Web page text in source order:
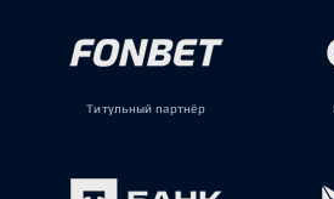
Титульный партнёр